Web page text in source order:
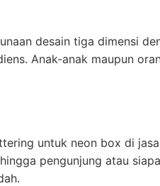
desain tiga dimensi
Anak-anak maupun
untuk neon box di
pengunjung atau